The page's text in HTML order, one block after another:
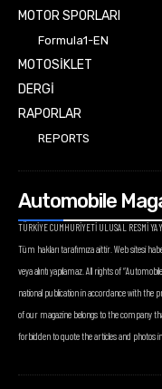
MOTOR SPORLARI
Formula1-EN
MOTOSİKLET
DERGİ
RAPORLAR
REPORTS
Automobile
TÜRKİYE CUMHURİYETİ ULUSAL RESMİ
Tüm hakları tarafımıza aittir. Web sitesi
veya alıntı yapılamaz. All rights of
national publication in accordance with the
of our magazine belongs to the company
forbidden to quote the articles and photos in